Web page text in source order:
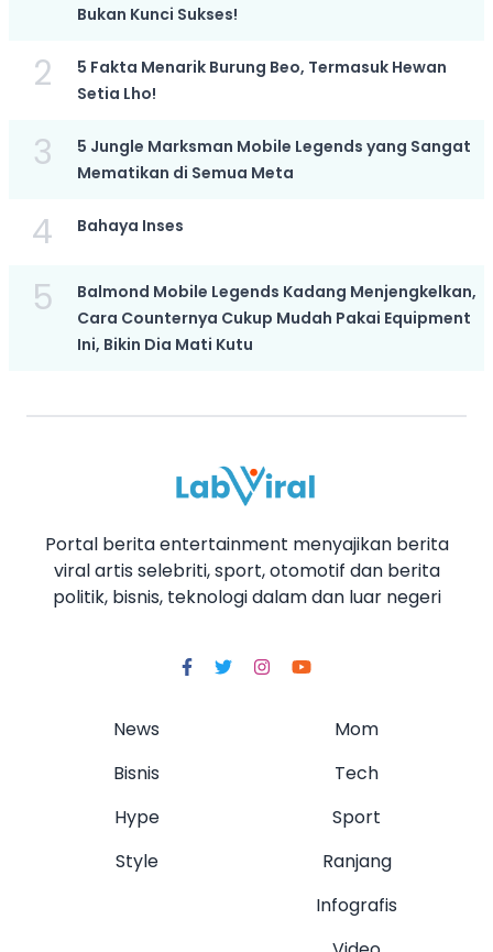
Bukan Kunci Sukses!
2
5 Fakta Menarik Burung Beo, Termasuk Hewan
Setia Lho!
3
5 Jungle Marksman Mobile Legends yang Sangat
Mematikan di Semua Meta
4 Bahaya Inses
5
Balmond Mobile Legends Kadang Menjengkelkan,
Cara Counternya Cukup Mudah Pakai Equipment
Ini, Bikin Dia Mati Kutu
Portal berita entertainment menyajikan berita
viral artis selebriti, sport, otomotif dan berita
politik, bisnis, teknologi dalam dan luar negeri
News
Bisnis
Hype
Style
Mom
Tech
Sport
Ranjang
Infografis